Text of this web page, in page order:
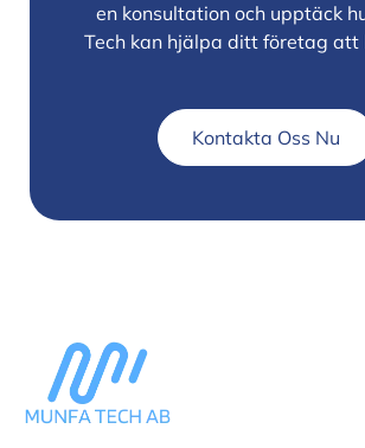
en konsultation och upptäck
Tech kan hjälpa ditt företag att
Kontakta Oss Nu